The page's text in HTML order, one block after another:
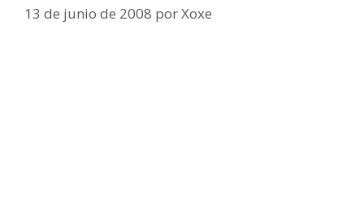
13 de junio de 2008 porXoxe